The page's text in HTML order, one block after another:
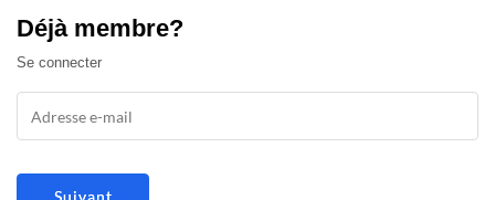
Déjà membre?
Se connecter